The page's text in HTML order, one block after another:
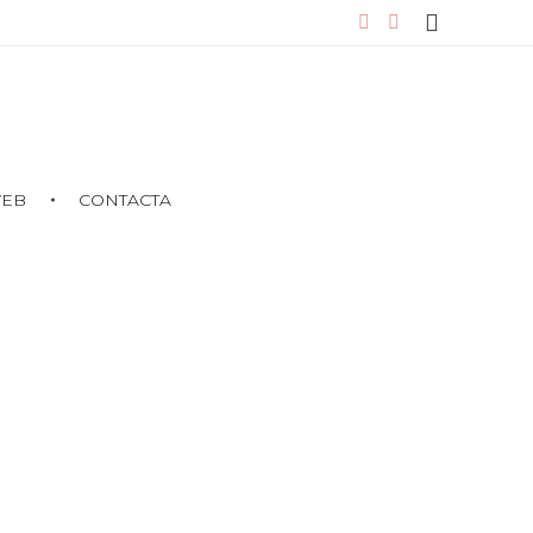
CONTACTA